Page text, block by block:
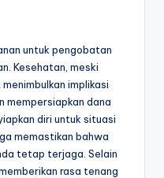
untuk pengobatan
Kesehatan, meski
implikasi
mempersiapkan dana
diri untuk situasi
memastikan bahwa
tetap terjaga. Selain
rasa tenang